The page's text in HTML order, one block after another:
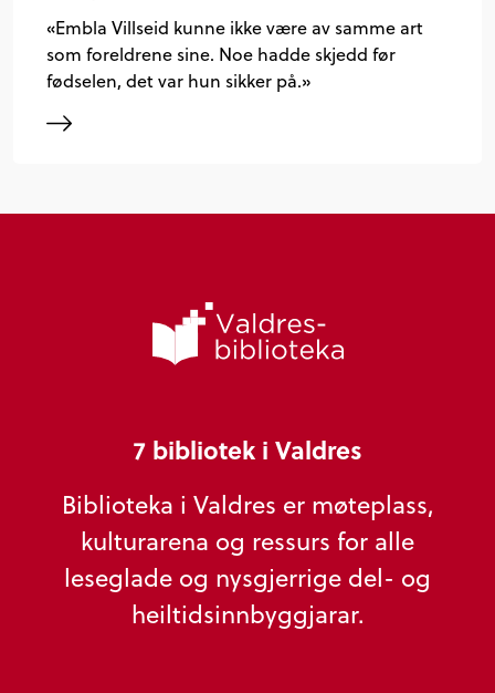
«Embla Villseid kunne ikke være av samme art
som foreldrene sine. Noe hadde skjedd før
fødselen, det var hun sikker på.»
7 bibliotek i Valdres
Biblioteka i Valdres er møteplass,
kulturarena og ressurs for alle
leseglade og nysgjerrige del- og
heiltidsinnbyggjarar.